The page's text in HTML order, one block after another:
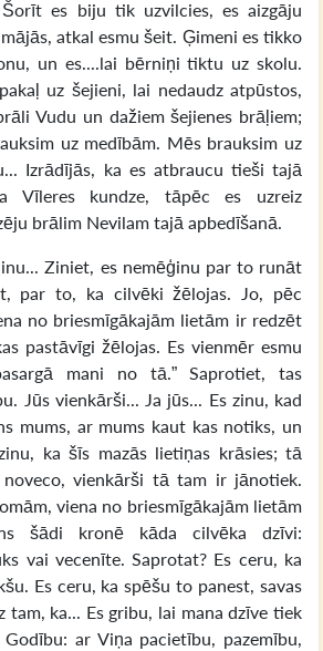
Šorīt es biju tik uzvilcies, es aizgāju
atkal esmu šeit. Ģimeni es tikko
un es....lai bērniņi tiktu uz skolu.
uz šejieni, lai nedaudz atpūstos,
Vudu un dažiem šejienes brāļiem;
uz medībām. Mēs brauksim uz
Izrādījās, ka es atbraucu tieši tajā
Vīleres kundze, tāpēc es uzreiz
brālim Nevilam tajā apbedīšanā.
Ziniet, es nemēģinu par to runāt
par to, ka cilvēki žēlojas. Jo, pēc
no briesmīgākajām lietām ir redzēt
pastāvīgi žēlojas. Es vienmēr esmu
mani no tā.” Saprotiet, tas
Jūs vienkārši... Ja jūs... Es zinu, kad
mums, ar mums kaut kas notiks, un
ka šīs mazās lietiņas krāsies; tā
vienkārši tā tam ir jānotiek.
viena no briesmīgākajām lietām
šādi kronē kāda cilvēka dzīvi:
vai vecenīte. Saprotat? Es ceru, ka
Es ceru, ka spēšu to panest, savas
tam, ka... Es gribu, lai mana dzīve tiek
ar Viņa pacietību, pazemību,